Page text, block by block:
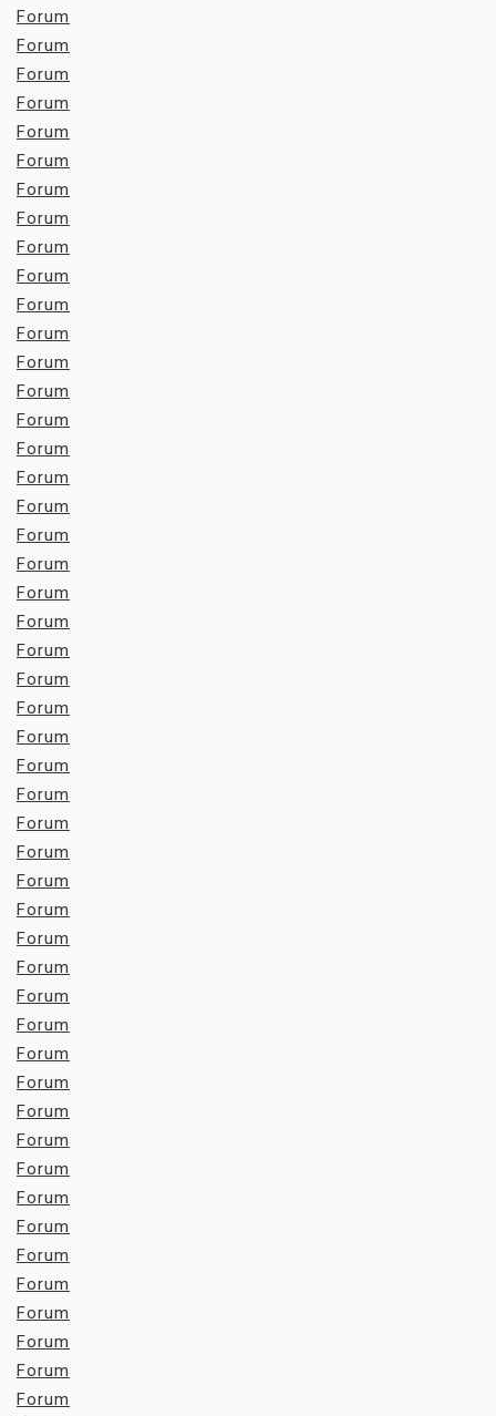
Forum
Forum
Forum
Forum
Forum
Forum
Forum
Forum
Forum
Forum
Forum
Forum
Forum
Forum
Forum
Forum
Forum
Forum
Forum
Forum
Forum
Forum
Forum
Forum
Forum
Forum
Forum
Forum
Forum
Forum
Forum
Forum
Forum
Forum
Forum
Forum
Forum
Forum
Forum
Forum
Forum
Forum
Forum
Forum
Forum
Forum
Forum
Forum
Forum